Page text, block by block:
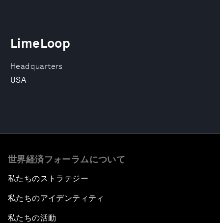
Headquarters
USA
LimeLoop
世界経済フォーラムについて
私たちのストラテジー
私たちのアイデンティティ
私たちの活動